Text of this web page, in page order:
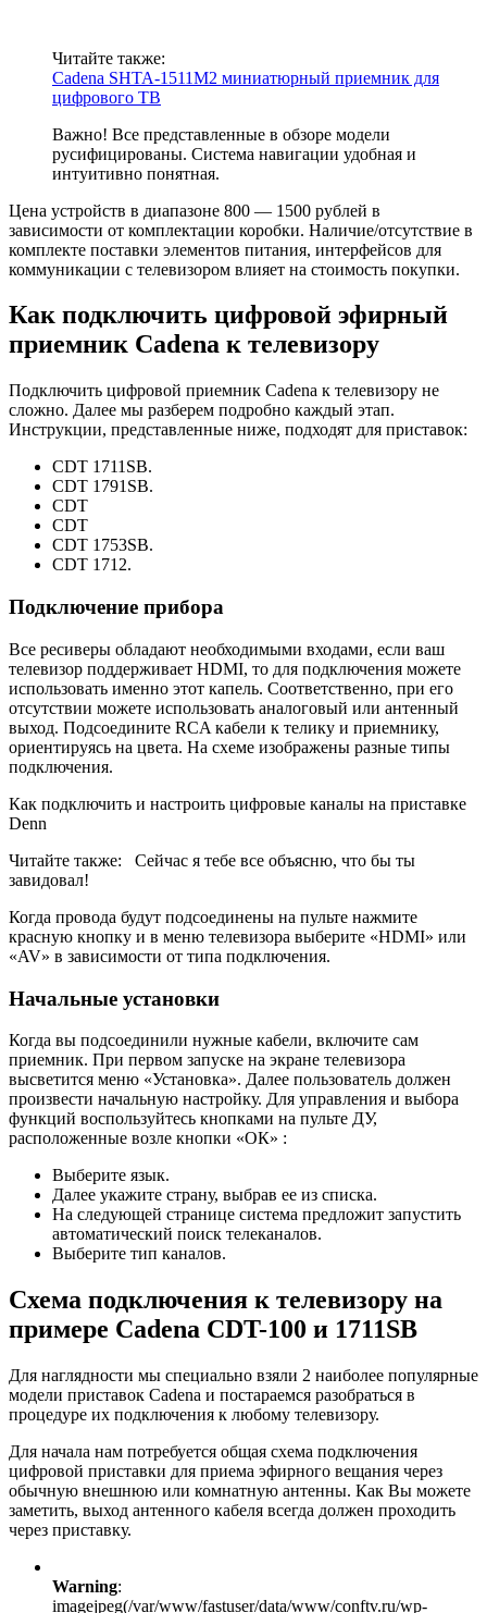
Читайте также:
Cadena SHTA-1511M2 миниатюрный приемник для
цифрового ТВ
Важно! Все представленные в обзоре модели
русифицированы. Система навигации удобная и
интуитивно понятная.
Цена устройств в диапазоне 800 — 1500 рублей в
зависимости от комплектации коробки. Наличие/отсутствие в
комплекте поставки элементов питания, интерфейсов для
коммуникации с телевизором влияет на стоимость покупки.
Как подключить цифровой эфирный
приемник Cadena к телевизору
Подключить цифровой приемник Cadena к телевизору не
сложно. Далее мы разберем подробно каждый этап.
Инструкции, представленные ниже, подходят для приставок:
CDT 1711SB.
CDT 1791SB.
CDT
CDT
CDT 1753SB.
CDT 1712.
Подключение прибора
Все ресиверы обладают необходимыми входами, если ваш
телевизор поддерживает HDMI, то для подключения можете
использовать именно этот капель. Соответственно, при его
отсутствии можете использовать аналоговый или антенный
выход. Подсоедините RCA кабели к телику и приемнику,
ориентируясь на цвета. На схеме изображены разные типы
подключения.
Как подключить и настроить цифровые каналы на приставке
Denn
Читайте также:
Сейчас я тебе все объясню, что бы ты
завидовал!
Когда провода будут подсоединены на пульте нажмите
красную кнопку и в меню телевизора выберите «HDMI» или
«AV» в зависимости от типа подключения.
Начальные установки
Когда вы подсоединили нужные кабели, включите сам
приемник. При первом запуске на экране телевизора
высветится меню «Установка». Далее пользователь должен
произвести начальную настройку. Для управления и выбора
функций воспользуйтесь кнопками на пульте ДУ,
расположенные возле кнопки «ОК» :
Выберите язык.
Далее укажите страну, выбрав ее из списка.
На следующей странице система предложит запустить
автоматический поиск телеканалов.
Выберите тип каналов.
Схема подключения к телевизору на
примере Cadena CDT-100 и 1711SB
Для наглядности мы специально взяли 2 наиболее популярные
модели приставок Cadena и постараемся разобраться в
процедуре их подключения к любому телевизору.
Для начала нам потребуется общая схема подключения
цифровой приставки для приема эфирного вещания через
обычную внешнюю или комнатную антенны. Как Вы можете
заметить, выход антенного кабеля всегда должен проходить
через приставку.
Warning:
imagejpeg(/var/www/fastuser/data/www/conftv.ru/wp-